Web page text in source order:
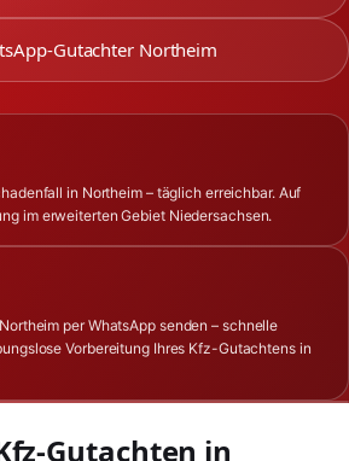
Gutachter Northeim
in Northeim – täglich erreichbar. Auf
im erweiterten Gebiet Niedersachsen.
per WhatsApp senden – schnelle
Vorbereitung Ihres Kfz-Gutachtens in
Gutachten in